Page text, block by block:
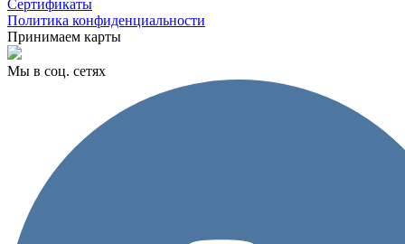
Сертификаты
Политика конфиденциальности
Принимаем карты
Мы в соц. сетях